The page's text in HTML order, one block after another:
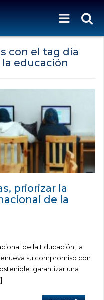
con el tag día
educación
priorizar la
de la
de la Educación, la
su compromiso con
garantizar una